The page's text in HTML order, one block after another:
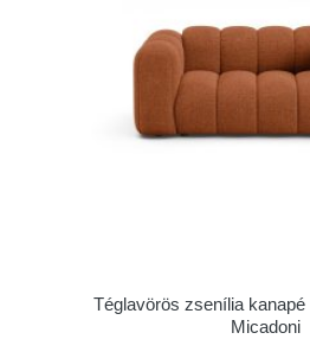
Téglavörös zsenília
Micadoni